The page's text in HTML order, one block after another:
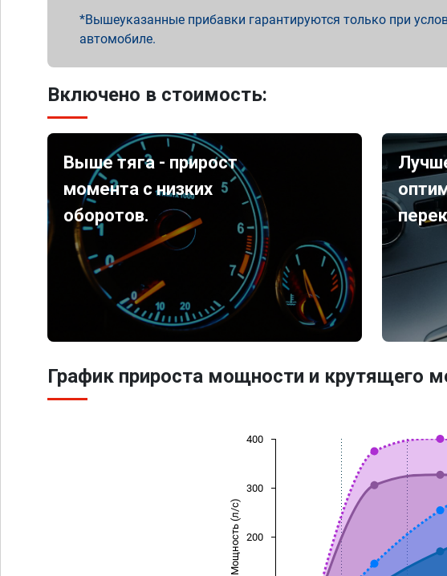
Вышеуказанные прибавки гарантируются только при
автомобиле.
Включено в стоимость:
Выше тяга - прирост
момента с низких
оборотов.
График прироста мощности и крутящего
Мощность (л/с) 200
300
400